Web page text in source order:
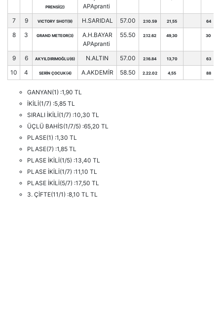
PRENSİ(2)
APApranti
7 9 VICTORY SHOT(9) H.SARIDAL 57.00 2.10.59 21,55 64
8 3 GRAND METEOR(3)
A.H.BAYAR
APApranti
55.50 2.12.62 49,30 30
9 6 AKYILDIRIMOĞLU(6) N.ALTIN 57.00 2.16.84 13,70 63
10 4 SERİN ÇOCUK(4) A.AKDEMİR 58.50 2.22.02 4,55 88
GANYAN(1) :1,90 TL
İKİLİ(1/7) :5,85 TL
SIRALI İKİLİ(1/7) :10,30 TL
ÜÇLÜ BAHİS(1/7/5) :65,20 TL
PLASE(1) :1,30 TL
PLASE(7) :1,85 TL
PLASE İKİLİ(1/5) :13,40 TL
PLASE İKİLİ(1/7) :11,10 TL
PLASE İKİLİ(5/7) :17,50 TL
3. ÇİFTE(11/1) :8,10 TL TL